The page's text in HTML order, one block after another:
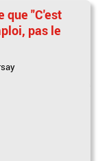
que "C'est
pas le